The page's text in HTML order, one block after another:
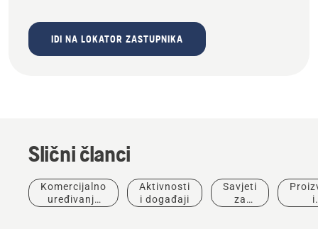
IDI NA LOKATOR ZASTUPNIKA
Slični članci
Komercijalno
uređivanje
Aktivnosti
i događaji
Savjeti
za
i
Sportski
klubovi